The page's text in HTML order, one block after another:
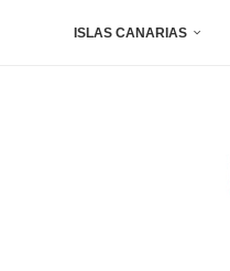
ISLAS CANARIAS